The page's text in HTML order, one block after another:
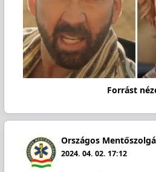
Forrást
Országos
2024. 04. 02. 17:12